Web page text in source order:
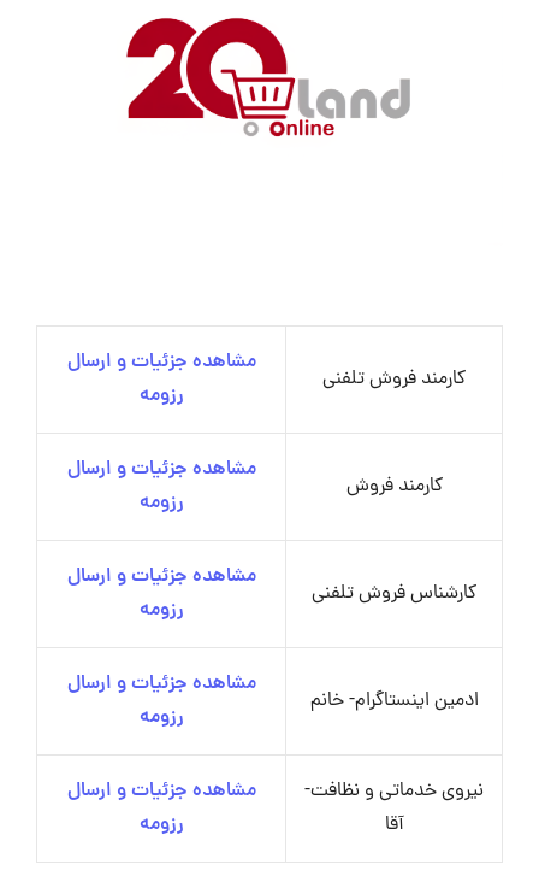
کارمند فروش تلفنی
مشاهده جزئیات و ارسال
رزومه
کارمند فروش
مشاهده جزئیات و ارسال
رزومه
کارشناس فروش تلفنی
مشاهده جزئیات و ارسال
رزومه
ادمین اینستاگرام- خانم
مشاهده جزئیات و ارسال
رزومه
نیروی خدماتی و نظافت-
آقا
مشاهده جزئیات و ارسال
رزومه